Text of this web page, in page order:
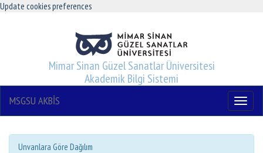
Update cookies preferences
Mimar Sinan Güzel Sanatlar Üniversitesi
Akademik Bilgi Sistemi
Menu
MSGSU AKBİS
Unvanlara Göre Dağılım